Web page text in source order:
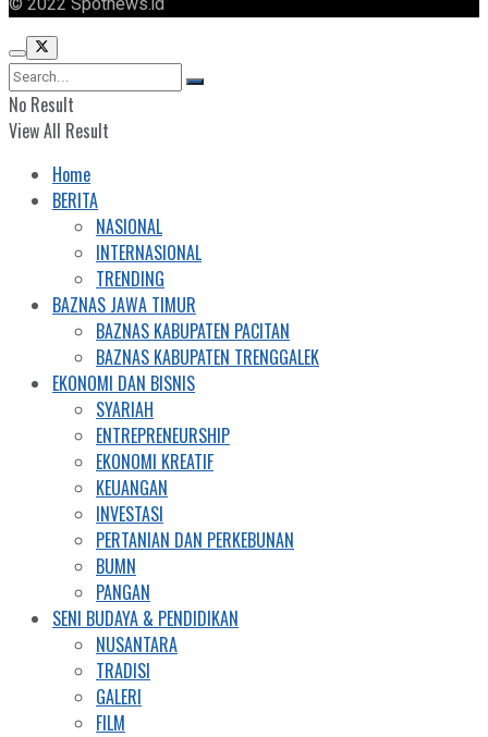
No Result
View All Result
Home
BERITA
NASIONAL
INTERNASIONAL
TRENDING
BAZNAS JAWA TIMUR
BAZNAS KABUPATEN PACITAN
BAZNAS KABUPATEN TRENGGALEK
EKONOMI DAN BISNIS
SYARIAH
ENTREPRENEURSHIP
EKONOMI KREATIF
KEUANGAN
INVESTASI
PERTANIAN DAN PERKEBUNAN
BUMN
PANGAN
SENI BUDAYA & PENDIDIKAN
NUSANTARA
TRADISI
GALERI
FILM